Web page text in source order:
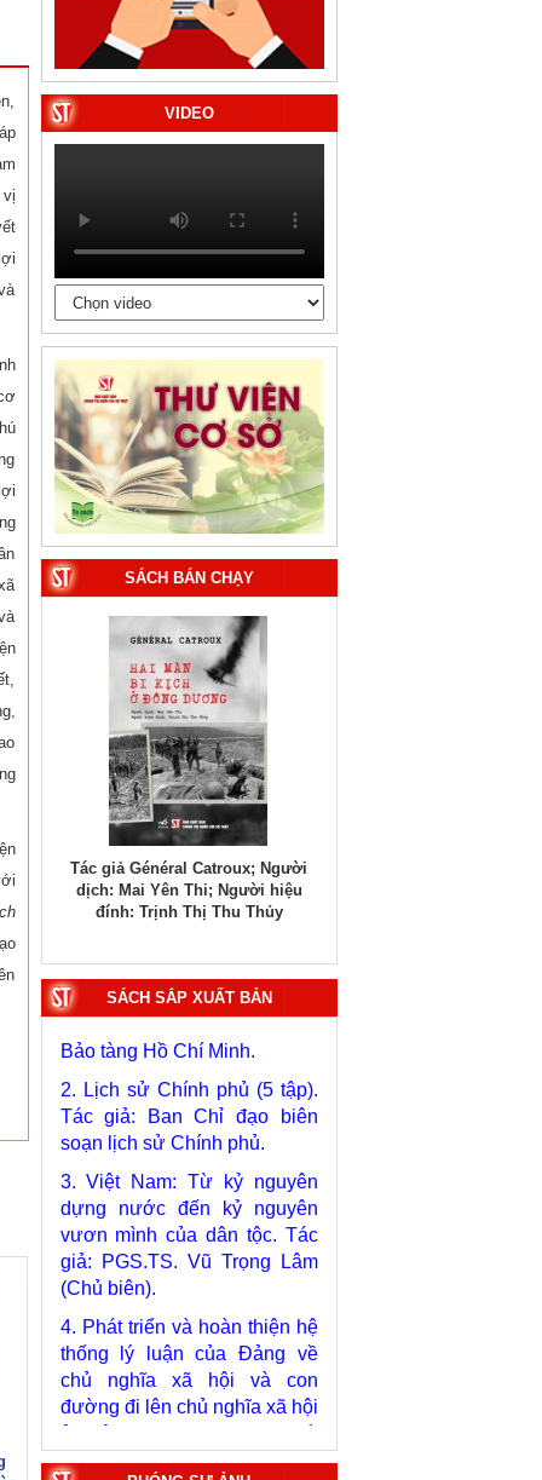
vị
VIDEO
SÁCH BÁN CHẠY
Người
hiệu
Thủy
Tác giả Đại tướng Võ Nguyên
Giáp (Phạm Chí Nhân thể hiện)
SÁCH SẮP XUẤT BẢN
1. Bác Hồ ở Pháp. Tác giả:
Bảo tàng Hồ Chí Minh.
2. Lịch sử Chính phủ (5 tập).
soạn lịch sử Chính phủ.
3. Việt Nam: Từ kỷ nguyên
vươn mình của dân tộc. Tác
giả: PGS.TS. Vũ Trọng Lâm
(Chủ biên).
4. Phát triển và hoàn thiện hệ
chủ nghĩa xã hội và con
đường đi lên chủ nghĩa xã hội
ở Việt Nam qua 40 năm đổi
mới tiến tới Đại hội đại biểu
giả: PGS.TS. Tô Huy Rứa